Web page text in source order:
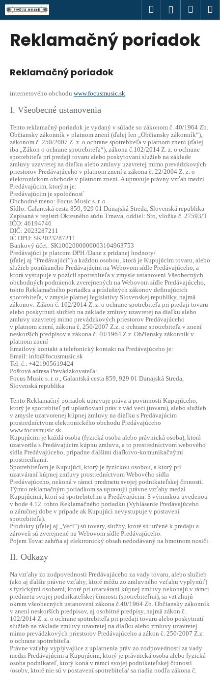
Prejsť
na
obsah
Hľadať
Reklamačný poriadok
Reklamačný poriadok
internetového obchodu www.focusmusic.sk
I. Všeobecné ustanovenia
Tento reklamačný poriadok je vydaný v súlade so zákonom č. 40/1964 Zb.
Občiansky zákonník v platnom znení (ďalej len „Občiansky zákonník“),
zákonom č. 250/2007 Z. z. o ochrane spotrebiteľa v platnom znení (ďalej
iba „Zákon o ochrane spotrebiteľa“), zákona č.102/2014 Z. z. o ochrane
spotrebiteľa pri predaji tovaru alebo poskytovaní služieb na základe
zmluvy uzavretej na diaľku alebo zmluvy uzavretej mimo prevádzkových
priestorov Predávajúceho v platnom znení a zákona č. 22/2004 Z. z. o
elektronickom obchode v platnom znení. A upravuje právny vzťah medzi
Predávajúcim, ktorým je:
Predávajúcim je spoločnosť
Obchodné meno: Focus Music s. r. o.
Sídlo: Galantská cesta 859, 929 01 Dunajská Streda, Slovenská republika
Zapísaná v registri Okresného súdu Trnava, oddiel: Sro, vložka č. 27593/T
IČO: 46194746
DIČ: 2023287211
IČ DPH: SK2023287211
Bankový účet: SK1002000000003104963753
Predávajúci je platcom DPH /Dane z pridanej hodnoty/
(ďalej aj “Predávajúci”) a každou osobou, ktorá je Kupujúcim tovaru, alebo
služieb ponúkaného Predávajúcim na Webovom sídle Predávajúceho, a
ktorá vystupuje v pozícii spotrebiteľa v zmysle ustanovení Všeobecných
obchodných podmienok zverejnených na Webovom sídle Predávajúceho,
tohto Reklamačného poriadku a príslušných zákonov definujúcich
spotrebiteľa, v zmysle platnej legislatívy Slovenskej republiky, najmä
zákonov: Zákon č. 102/2014 Z. z. o ochrane spotrebiteľa pri predaji tovaru
alebo poskytnutí služieb na základe zmluvy uzavretej na diaľku alebo
zmluvy uzavretej mimo prevádzkových priestorov Predávajúceho
v platnom znení, zákona č. 250/2007 Z.z. o ochrane spotrebiteľa v znení
neskorších predpisov a zákona č. 40/1964 Z.z. Občiansky zákonník v
platnom znení
Emailový kontakt a telefonický kontakt na Predávajúceho je:
Email: info@focusmusic.sk
Tel. č.: +421905619424
Poštová adresa Prevádzkovateľa:
Focus Music s. r. o., Galantská cesta 859, 929 01 Dunajská Streda,
Slovenská republika
Tento Reklamačný poriadok upravuje práva a povinnosti Kupujúceho,
ktorý je spotrebiteľ pri uplatňovaní práv z vád veci (tovaru), alebo služieb
v zmysle uzatvorenej kúpnej zmluvy na diaľku s Predávajúcim
prostredníctvom elektronického obchodu Predávajúceho
www.focusmusic.sk
Kupujúcim je každá osoba (fyzická osoba alebo právnická osoba), ktorá
uzatvorila s Predávajúcim kúpnu zmluvu, a to prostredníctvom webového
sídla Predávajúceho, prípadne ďalšími diaľkovo-komunikačnými
prostriedkami.
Spotrebiteľom je Kupujúci, ktorý je fyzickou osobou, a ktorý pri
uzatváraní kúpnej zmluvy prostredníctvom Webového sídla
Predávajúceho, nekoná v rámci predmetu svojej podnikateľskej činnosti.
Týmto reklamačným poriadkom sa upravujú právne vzťahy medzi
Kupujúcimi, ktorí sú spotrebiteľmi a Predávajúcim. S výnimkou uvedenou
v bode 4.12. tohto Reklamačného poriadku (Vyhlásenie Predávajúceho
o záručnej dobe v prípade ak Kupujúci nevystupuje v postavení
spotrebiteľa).
Produkty (ďalej aj „Veci“) sú tovary, služby, ktoré sú určené k predaju a
zároveň sú zverejnené na Webovom sídle Predávajúceho.
Pojem Tovar zahŕňa aj elektronický obsah nedodávaný na hmotnom nosiči.
II. Odkazy
Na vzťahy zo zodpovednosti Predávajúceho za vady tovaru, alebo služieb
(ako aj ďalšie právne vzťahy, ktoré môžu zo zmluvného vzťahu vyplynúť)
s fyzickými osobami, ktoré pri uzatváraní kúpnej zmluvy nekonajú v rámci
predmetu svojej podnikateľskej činnosti (spotrebiteľmi), sa vzťahujú
okrem všeobecných ustanovení zákona č.40/1964 Zb. Občiansky zákonník
v znení neskorších predpisov, aj osobitné predpisy, najmä zákon č.
102/2014 Z. z. o ochrane spotrebiteľa pri predaji tovaru alebo poskytnutí
služieb na základe zmluvy uzavretej na diaľku alebo zmluvy uzavretej
mimo prevádzkových priestorov Predávajúceho a zákon č. 250/2007 Z.z.
o ochrane spotrebiteľa.
Právne vzťahy vyplývajúce z uplatnenia práv zo zodpovednosti za vady
medzi Predávajúcim a Kupujúcim, ktorý je právnická osoba alebo fyzická
osoba podnikateľ, ktorý koná v rámci svojej podnikateľskej činnosti
/osoby, ktoré nie sú v postavení spotrebiteľa/ sa riadia podľa zákona č.
K
o
o
p
o
t
r
e
b
u
j
e
t
e
n
á
j
s
ť
?
HĽADAŤ